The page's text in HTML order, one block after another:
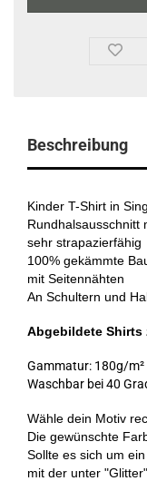
Beschreibung
Kinder T-Shirt in
Rundhalsausschnitt
sehr strapazierfähig
100% gekämmte
mit Seitennähten
An Schultern und
Abgebildete Shirts
Gammatur: 180g/m²
Waschbar bei 40
Wähle dein Motiv
Die gewünschte
Sollte es sich um
mit der unter